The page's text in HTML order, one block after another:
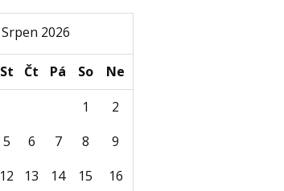
Srpen 2026
St Čt Pá So
Ne
1
2
5 6 7 8
9
12 13 14 15
16